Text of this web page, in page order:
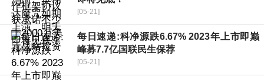
[05-21]
每日速递:科净源跌6.67% 2023年上市即巅
峰募7.7亿国联民生保荐
[05-21]